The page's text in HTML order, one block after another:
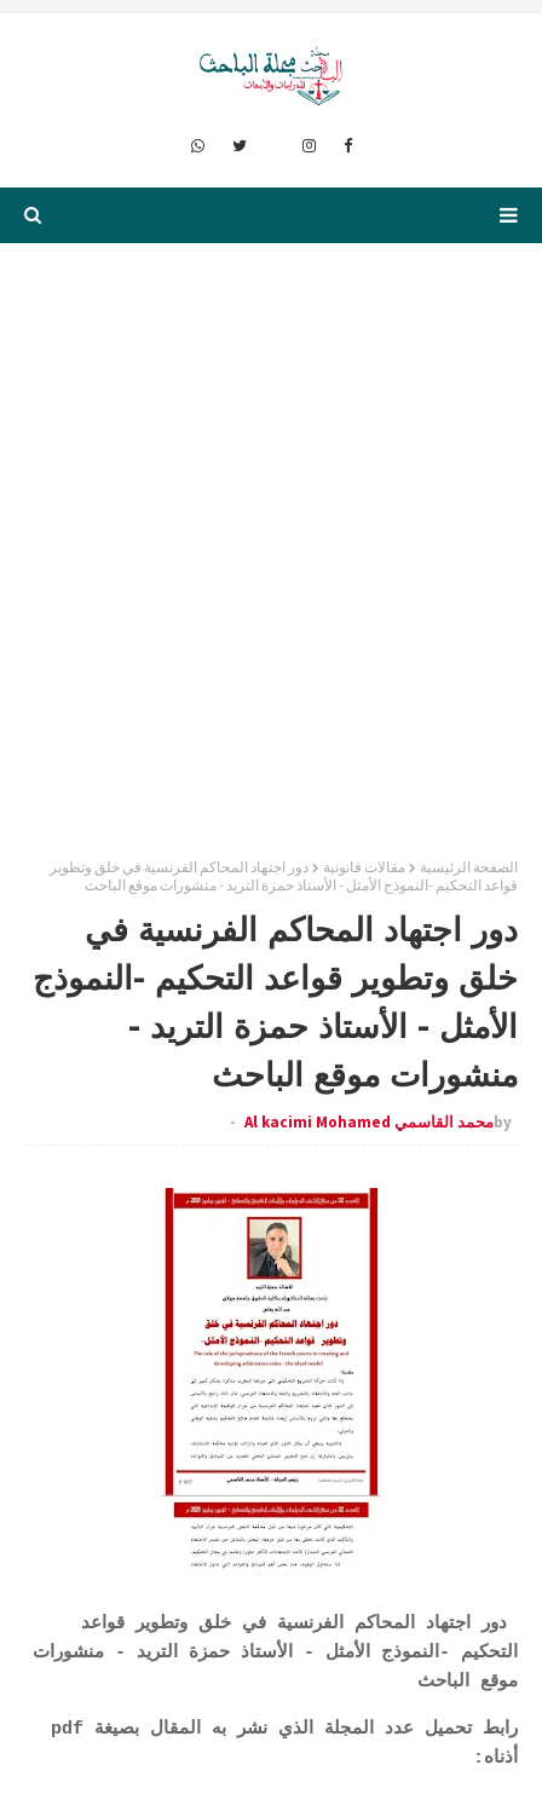
الصفحة الرئيسية مقالات قانونية
دور اجتهاد المحاكم الفرنسية في خلق وتطوير
قواعد التحكيم -النموذج الأمثل - الأستاذ حمزة التريد - منشورات موقع الباحث
دور اجتهاد المحاكم الفرنسية في
خلق وتطوير قواعد التحكيم -النموذج
الأمثل - الأستاذ حمزة التريد -
منشورات موقع الباحث
byمحمد القاسمي Al kacimi Mohamed
دور اجتهاد المحاكم الفرنسية في خلق وتطوير قواعد
التحكيم -النموذج الأمثل - الأستاذ حمزة التريد - منشورات
موقع الباحث
رابط تحميل عدد المجلة الذي نشر به المقال بصيغة pdf
أذناه: